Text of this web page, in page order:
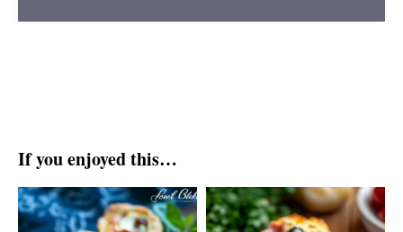
If you enjoyed this…